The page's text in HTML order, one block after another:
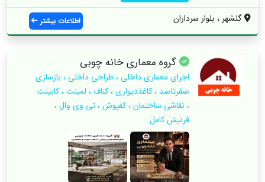
گلشهر ، بلوار سرداران اطلاعات بیشتر
گروه‌ معماری خانه چوبی
اجرای معماری داخلی ، طراحی داخلی ، بازسازی
صفرتاصد ، کاغذدیواری ، کناف ، لمینت ، کابینت
، نقاشی ساختمان ، کفپوش ، تی وی وال ،
فرنیش کامل